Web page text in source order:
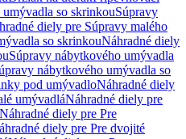
umývadla so skrinkouSúpravy
diely pre Súpravy malého
so skrinkouNáhradné diely
Súpravy nábytkového umývadla
nábytkového umývadla so
pod umývadloNáhradné diely
umývadláNáhradné diely pre
Náhradné diely pre Pre
diely pre Pre dvojité